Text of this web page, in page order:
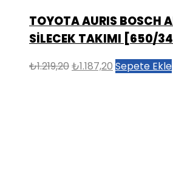
TOYOTA AURIS BOSCH
SİLECEK TAKIMI [650/
₺1.219,20Orijinal
₺1.187,20 Şu
Sepete Ekle